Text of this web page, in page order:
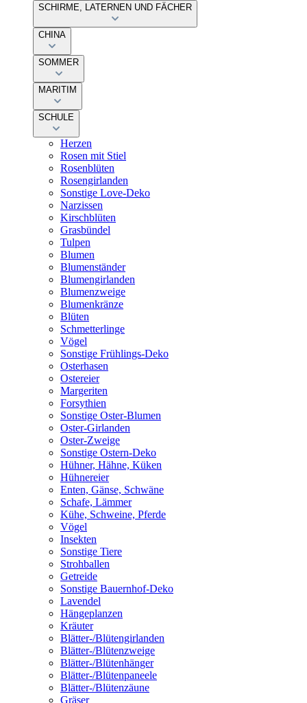
SCHIRME, LATERNEN UND FÄCHER
CHINA
SOMMER
MARITIM
SCHULE
Herzen
Rosen mit Stiel
Rosenblüten
Rosengirlanden
Sonstige Love-Deko
Narzissen
Kirschblüten
Grasbündel
Tulpen
Blumen
Blumenständer
Blumengirlanden
Blumenzweige
Blumenkränze
Blüten
Schmetterlinge
Vögel
Sonstige Frühlings-Deko
Osterhasen
Ostereier
Margeriten
Forsythien
Sonstige Oster-Blumen
Oster-Girlanden
Oster-Zweige
Sonstige Ostern-Deko
Hühner, Hähne, Küken
Hühnereier
Enten, Gänse, Schwäne
Schafe, Lämmer
Kühe, Schweine, Pferde
Vögel
Insekten
Sonstige Tiere
Strohballen
Getreide
Sonstige Bauernhof-Deko
Lavendel
Hängeplanzen
Kräuter
Blätter-/Blütengirlanden
Blätter-/Blütenzweige
Blätter-/Blütenhänger
Blätter-/Blütenpaneele
Blätter-/Blütenzäune
Gräser